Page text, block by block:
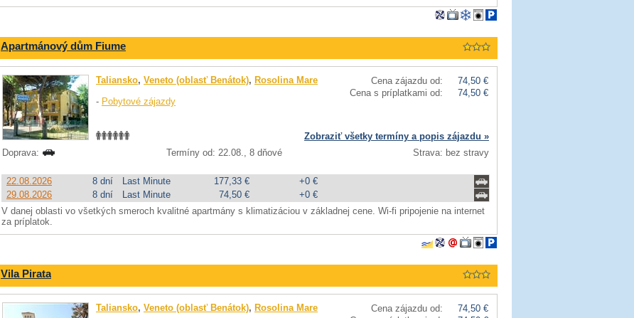
Apartmánový dům Fiume
Cena zájazdu od:
74,50 €
Cena s príplatkami od:
74,50 €
Taliansko, Veneto (oblasť Benátok), Rosolina Mare
- Pobytové zájazdy
Zobraziť všetky termíny a popis zájazdu »
Doprava:
Termíny od: 22.08., 8 dňové Strava: bez stravy
22.08.2026 8 dní Last Minute 177,33 €
+0 €
29.08.2026
8 dní Last Minute 74,50 €
+0 €
V danej oblasti vo všetkých smeroch kvalitné apartmány s klimatizáciou v základnej cene. Wi-fi pripojenie na internet
za príplatok.
Vila Pirata
Cena zájazdu od:
74,50 €
Taliansko, Veneto (oblasť Benátok), Rosolina Mare